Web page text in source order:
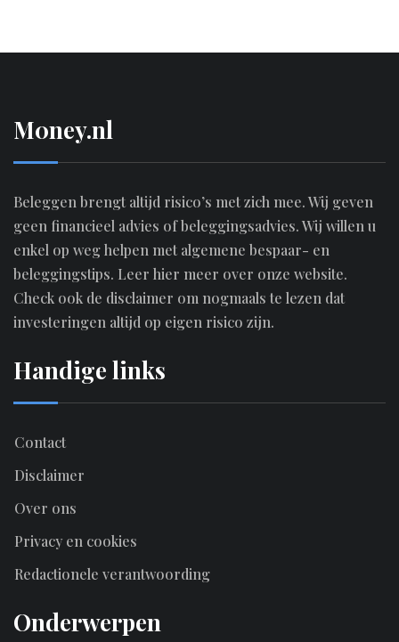
M0ney.nl
Beleggen brengt altijd risico’s met zich mee. Wij geven
geen financieel advies of beleggingsadvies. Wij willen u
enkel op weg helpen met algemene bespaar- en
beleggingstips. Leer hier meer over onze website.
Check ook de disclaimer om nogmaals te lezen dat
investeringen altijd op eigen risico zijn.
Handige links
Contact
Disclaimer
Over ons
Privacy en cookies
Redactionele verantwoording
Onderwerpen